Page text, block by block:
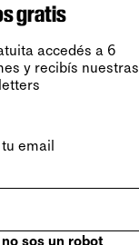
gratis
accedés a 6
y recibís nuestras
email
sos un robot